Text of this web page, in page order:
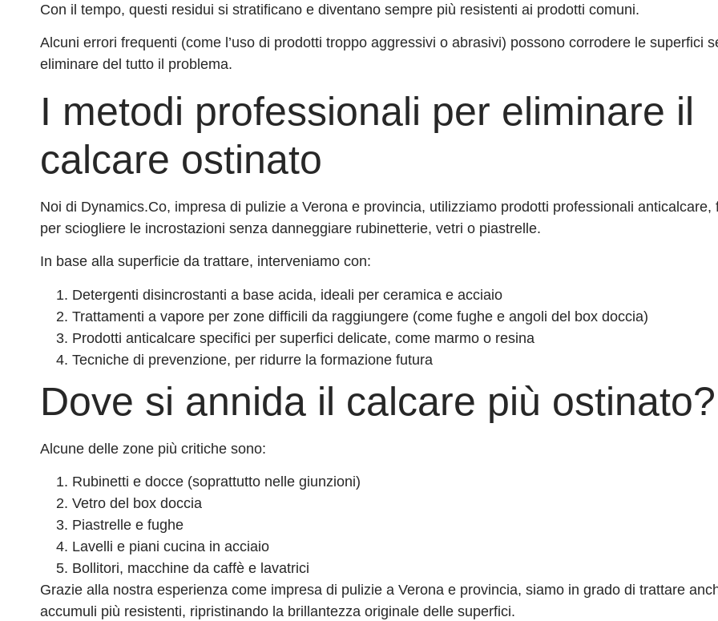
Con il tempo, questi residui si stratificano e diventano sempre più resistenti ai prodotti comuni.
Alcuni errori frequenti (come l’uso di prodotti troppo aggressivi o abrasivi) possono corrodere le superfici
eliminare del tutto il problema.
I metodi professionali per eliminare il
calcare ostinato
Noi di Dynamics.Co, impresa di pulizie a Verona e provincia, utilizziamo prodotti professionali anticalcare,
per sciogliere le incrostazioni senza danneggiare rubinetterie, vetri o piastrelle.
In base alla superficie da trattare, interveniamo con:
Detergenti disincrostanti a base acida, ideali per ceramica e acciaio
Trattamenti a vapore per zone difficili da raggiungere (come fughe e angoli del box doccia)
Prodotti anticalcare specifici per superfici delicate, come marmo o resina
Tecniche di prevenzione, per ridurre la formazione futura
Dove si annida il calcare più ostinato?
Alcune delle zone più critiche sono:
Rubinetti e docce (soprattutto nelle giunzioni)
Vetro del box doccia
Piastrelle e fughe
Lavelli e piani cucina in acciaio
Bollitori, macchine da caffè e lavatrici
Grazie alla nostra esperienza come impresa di pulizie a Verona e provincia, siamo in grado di trattare
accumuli più resistenti, ripristinando la brillantezza originale delle superfici.